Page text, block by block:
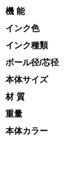
機 能
インク色
インク種類
ボール径/芯径
本体サイズ
材 質
重量
本体カラー